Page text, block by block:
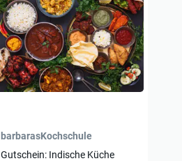
barbarasKochschule
Gutschein: Indische Küche